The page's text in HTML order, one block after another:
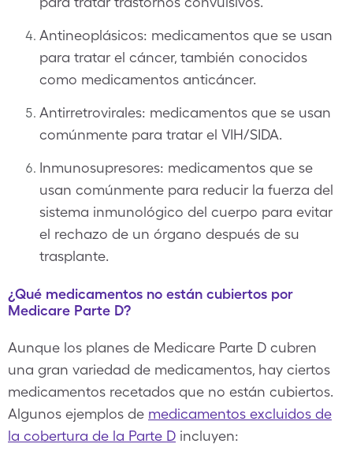
Antineoplásicos: medicamentos que se usan
para tratar el cáncer, también conocidos
como medicamentos anticáncer.
Antirretrovirales: medicamentos que se usan
comúnmente para tratar el VIH/SIDA.
Inmunosupresores: medicamentos que se
usan comúnmente para reducir la fuerza del
sistema inmunológico del cuerpo para evitar
el rechazo de un órgano después de su
trasplante.
¿Qué medicamentos no están cubiertos por
Medicare Parte D?
Aunque los planes de Medicare Parte D cubren
una gran variedad de medicamentos, hay ciertos
medicamentos recetados que no están cubiertos.
Algunos ejemplos de medicamentos excluidos de
la cobertura de la Parte D incluyen: